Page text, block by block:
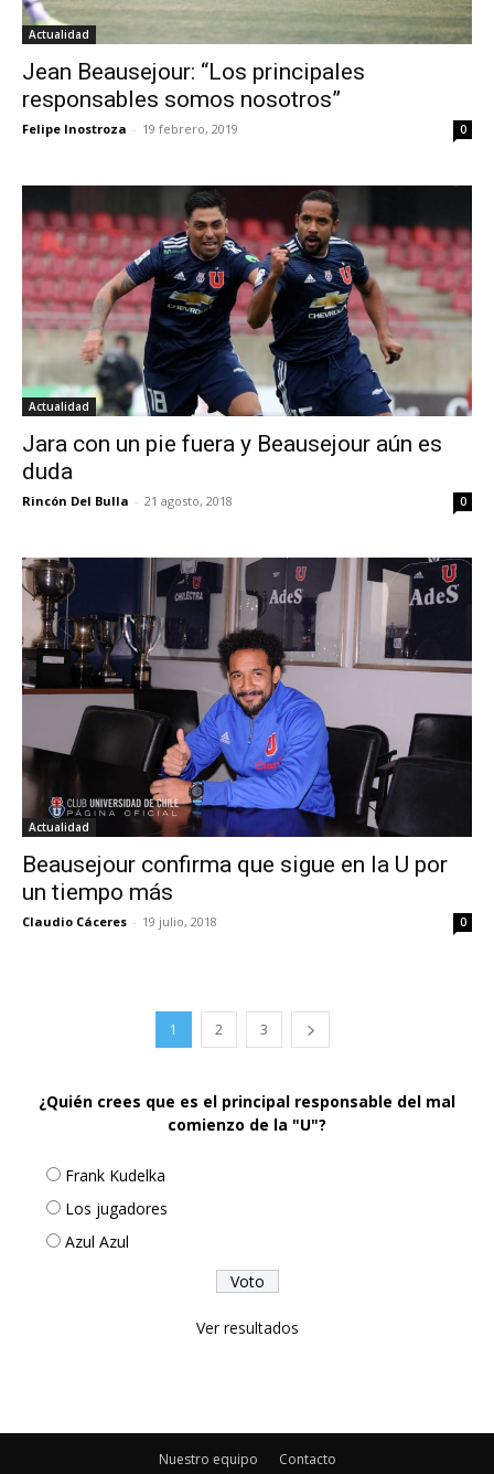
Actualidad
Jean Beausejour: “Los principales
responsables somos nosotros”
Felipe Inostroza - 19 febrero, 2019 0
Actualidad
Jara con un pie fuera y Beausejour aún es
duda
Rincón Del Bulla - 21 agosto, 2018 0
Actualidad
Beausejour confirma que sigue en la U por
un tiempo más
Claudio Cáceres - 19 julio, 2018 0
1 2 3
¿Quién crees que es el principal responsable del mal
comienzo de la "U"?
Frank Kudelka
Los jugadores
Azul Azul
Ver resultados
Nuestro equipo Contacto